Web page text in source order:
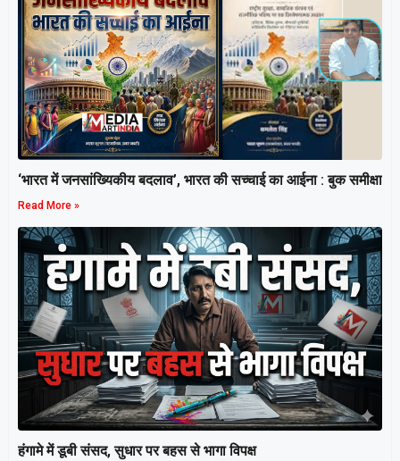
‘भारत में जनसांख्यिकीय बदलाव’, भारत की सच्चाई का आईना : बुक समीक्षा
Read More »
हंगामे में डूबी संसद, सुधार पर बहस से भागा विपक्ष